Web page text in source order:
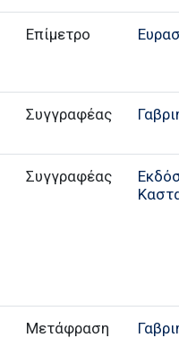
Επίμετρο
Συγγραφέας
Συγγραφέας
Μετάφραση